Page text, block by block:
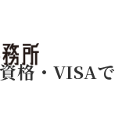
格・VISAで